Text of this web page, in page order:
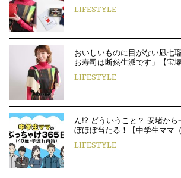
LIFESTYLE
おいしいものに目がない凪七
お寿司は断然生派です」【宝
LIFESTYLE
ん!? どういうこと？ 安堵から
ぼほぼ当たる！【中学生ママ
LIFESTYLE